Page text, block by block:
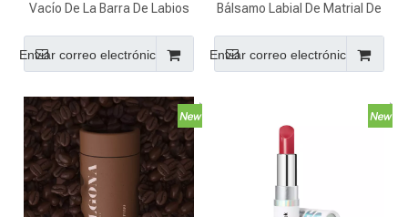
Vacío De La Barra De Labios
Enviar correo electrónico
Bálsamo Labial De Matrial De
Enviar correo electrónico